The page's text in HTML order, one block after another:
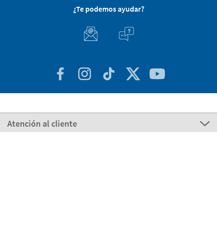
¿Te podemos ayudar?
Atención al cliente